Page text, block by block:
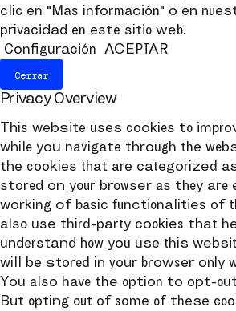
clic en "Más información" o en
privacidad en este sitio web.
Configuración
ACEPTAR
Cerrar
Privacy Overview
This website uses cookies to
while you navigate through the
the cookies that are categorized
stored on your browser as they are
working of basic functionalities of
also use third-party cookies that
understand how you use this
will be stored in your browser only
You also have the option to opt-
But opting out of some of these